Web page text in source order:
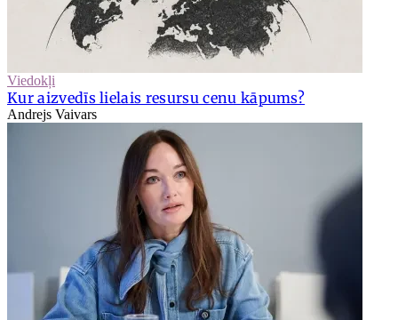
Viedokļi
Kur aizvedīs lielais resursu cenu kāpums?
Andrejs Vaivars